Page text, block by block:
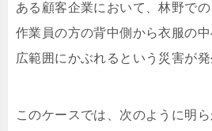
ある顧客企業において、林野での
作業員の方の背中側から衣服の中
広範囲にかぶれるという災害が発
このケースでは、次のように明